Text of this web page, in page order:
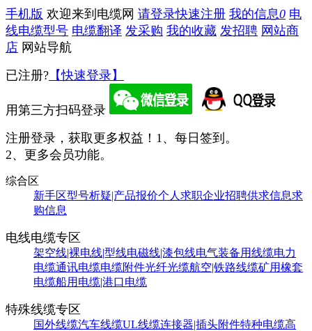
手机版 欢迎来到电缆网 请登录快速注册 我的信息0 电
线电缆型号 电缆翻译 发采购 我的收藏 发招聘 网站商
店 网站导航
已注册? 【快速登录】
用第三方扫码登录
注册登录，获取更多权益！ 1、每日签到。
2、更多会员功能。
综合区
新手区型号析疑|产品报价个人求职企业招聘供求信息求
购信息
电线电缆专区
架空线|裸电线|型线电磁线|漆包线电气装备用线缆电力
电缆通讯电缆电缆附件光纤光缆航空|铁路线缆矿用橡套
电缆船用电缆|港口电缆
特殊线缆专区
国外线缆汽车线缆UL线缆连接器|插头附件特种电缆高